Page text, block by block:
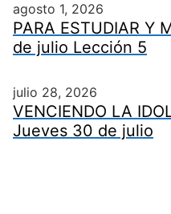
agosto 1, 2026
PARA ESTUDIAR Y
de julio Lección 5
julio 28, 2026
VENCIENDO LA
Jueves 30 de julio